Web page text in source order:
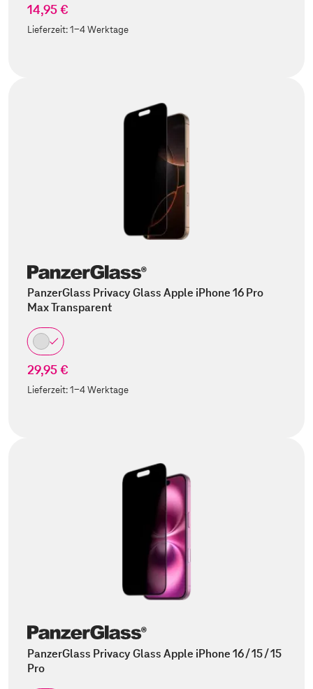
14,95 €
Lieferzeit:1-4 Werktage
PanzerGlass Privacy Glass Apple iPhone 16 Pro
Max Transparent
29,95 €
Lieferzeit:1-4 Werktage
PanzerGlass Privacy Glass Apple iPhone 16 / 15 / 15
Pro